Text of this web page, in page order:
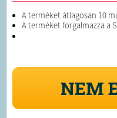
A terméket átlagosan 10
A terméket forgalmazza a
NEM